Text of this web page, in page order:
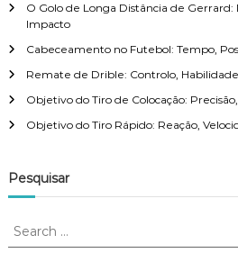
O Golo de Longa Distância de
Impacto
Cabeceamento no Futebol: Tempo,
Remate de Drible: Controlo,
Objetivo do Tiro de Colocação:
Objetivo do Tiro Rápido: Reação,
Pesquisar
S